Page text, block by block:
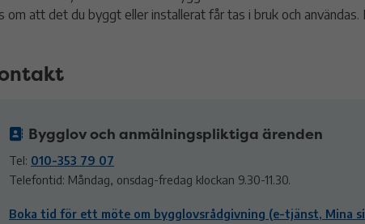
om att det du byggt eller installerat får tas i bruk och
Bygglov och anmälningspliktiga ärenden
Tel: 010-353 79 07
Telefontid: Måndag, onsdag-fredag klockan 9.30-11.30.
Boka tid för ett möte om bygglovsrådgivning (e-tjänst, Mina